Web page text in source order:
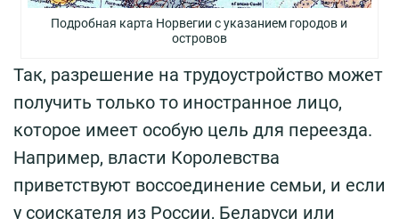
Подробная карта Норвегии с указанием городов и
островов
Так, разрешение на трудоустройство может
получить только то иностранное лицо,
которое имеет особую цель для переезда.
Например, власти Королевства
приветствуют воссоединение семьи, и если
у соискателя из России, Беларуси или